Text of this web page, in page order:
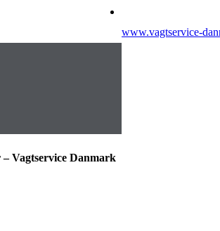
– Vagtservice Danmark
www.vagtservice-